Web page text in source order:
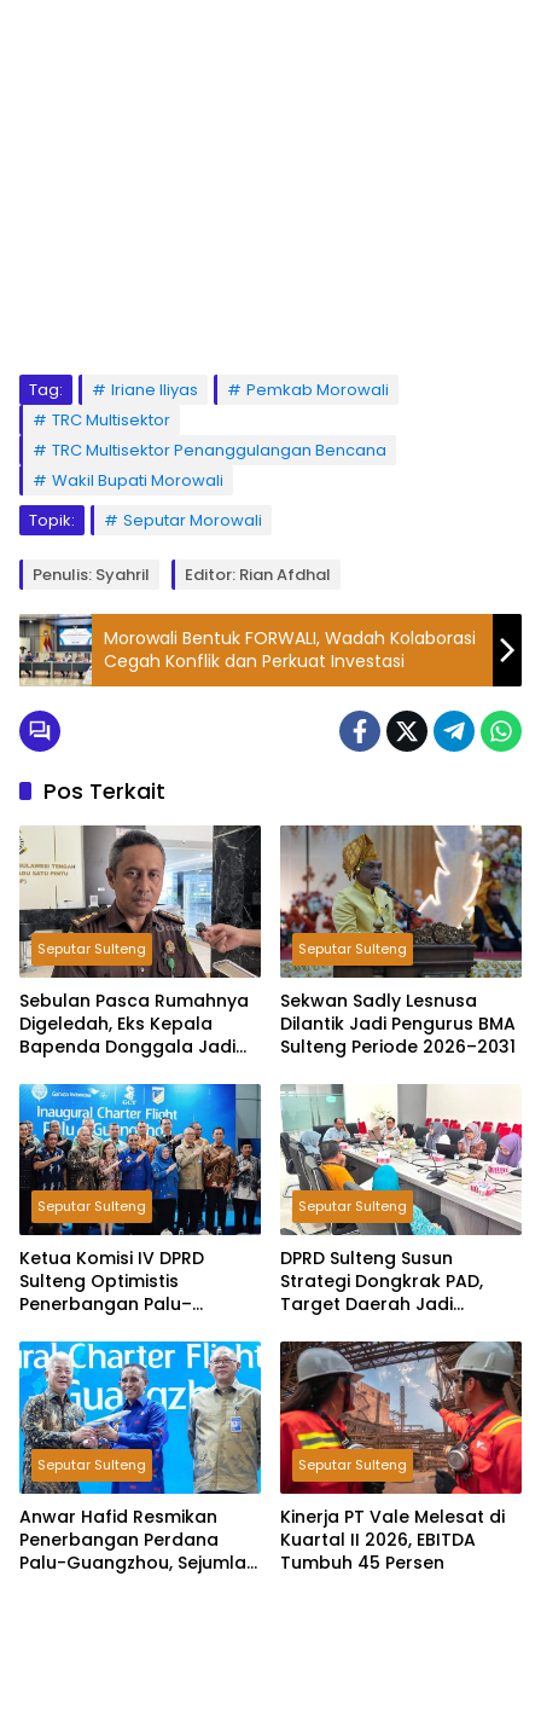
Tag: Iriane Iliyas
Pemkab Morowali
TRC Multisektor
TRC Multisektor Penanggulangan Bencana
Wakil Bupati Morowali
Topik:
Seputar Morowali
Penulis: Syahril Editor: Rian Afdhal
Morowali Bentuk FORWALI, Wadah Kolaborasi
Cegah Konflik dan Perkuat Investasi
Pos Terkait
Seputar Sulteng
Sebulan Pasca Rumahnya
Digeledah, Eks Kepala
Bapenda Donggala Jadi
Pemungutan Pajak
Pertambangan
Seputar Sulteng
Sekwan Sadly Lesnusa
Dilantik Jadi Pengurus BMA
Sulteng Periode 2026–2031
Seputar Sulteng
Ketua Komisi IV DPRD
Sulteng Optimistis
Penerbangan Palu–
Ekspor dan Pariwisata
Seputar Sulteng
DPRD Sulteng Susun
Strategi Dongkrak PAD,
Target Daerah Jadi
Penghasil
Seputar Sulteng
Anwar Hafid Resmikan
Penerbangan Perdana
Palu-Guangzhou, Sejumlah
Seputar Sulteng
Kinerja PT Vale Melesat di
Kuartal II 2026, EBITDA
Tumbuh 45 Persen